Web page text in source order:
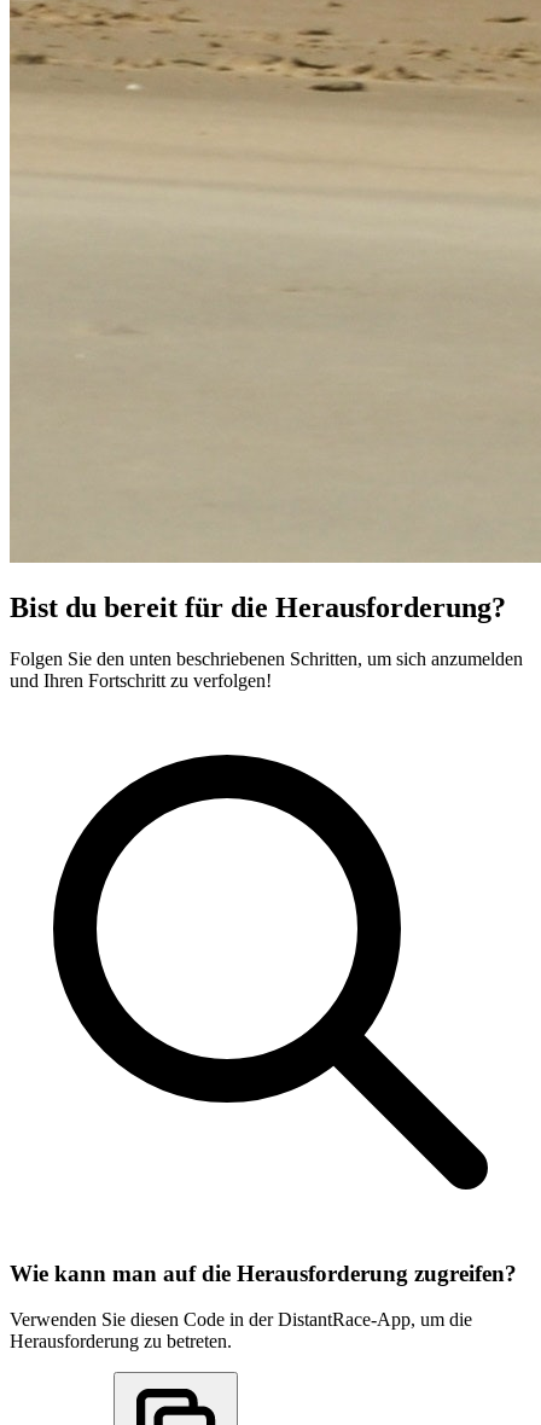
Bist du bereit für die Herausforderung?
Folgen Sie den unten beschriebenen Schritten, um sich anzumelden
und Ihren Fortschritt zu verfolgen!
Wie kann man auf die Herausforderung zugreifen?
Verwenden Sie diesen Code in der DistantRace-App, um die
Herausforderung zu betreten.